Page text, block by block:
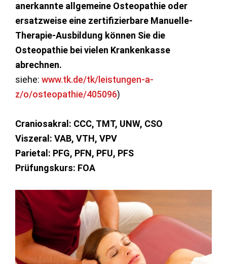
anerkannte allgemeine Osteopathie oder
ersatzweise eine zertifizierbare Manuelle-
Therapie-Ausbildung können Sie die
Osteopathie bei vielen Krankenkasse
abrechnen.
siehe: www.tk.de/tk/leistungen-a-
z/o/osteopathie/405096)
Craniosakral: CCC, TMT, UNW, CSO
Viszeral: VAB, VTH, VPV
Parietal: PFG, PFN, PFU, PFS
Prüfungskurs: FOA